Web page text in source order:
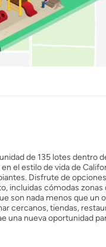
de 135 lotes dentro
el estilo de vida de
Disfrute de
incluidas cómodas
son nada menos que un
cercanos, tiendas,
una nueva oportunidad